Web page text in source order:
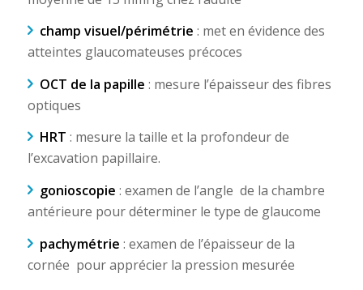
champ visuel/périmétrie : met en évidence des
atteintes glaucomateuses précoces
OCT de la papille : mesure l’épaisseur des fibres
optiques
HRT : mesure la taille et la profondeur de
l’excavation papillaire.
gonioscopie : examen de l’angle de la chambre
antérieure pour déterminer le type de glaucome
pachymétrie : examen de l’épaisseur de la
cornée pour apprécier la pression mesurée